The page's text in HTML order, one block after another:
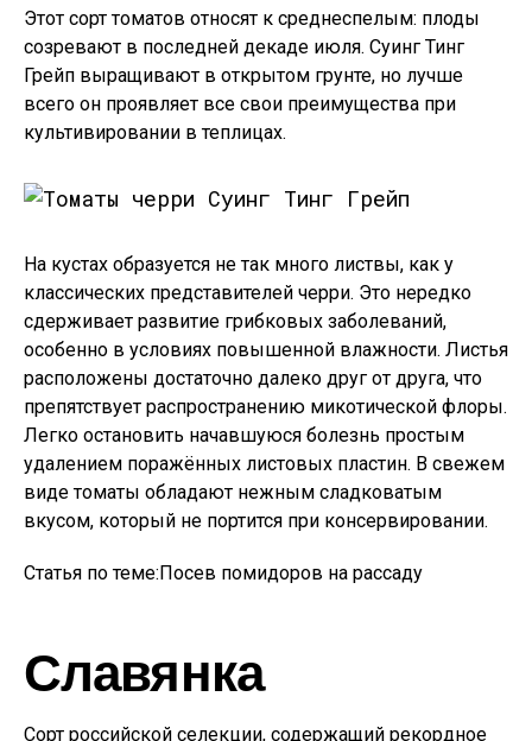
Этот сорт томатов относят к среднеспелым: плоды
созревают в последней декаде июля. Суинг Тинг
Грейп выращивают в открытом грунте, но лучше
всего он проявляет все свои преимущества при
культивировании в теплицах.
На кустах образуется не так много листвы, как у
классических представителей черри. Это нередко
сдерживает развитие грибковых заболеваний,
особенно в условиях повышенной влажности. Листья
расположены достаточно далеко друг от друга, что
препятствует распространению микотической флоры.
Легко остановить начавшуюся болезнь простым
удалением поражённых листовых пластин. В свежем
виде томаты обладают нежным сладковатым
вкусом, который не портится при консервировании.
Статья по теме:Посев помидоров на рассаду
Славянка
Сорт российской селекции, содержащий рекордное